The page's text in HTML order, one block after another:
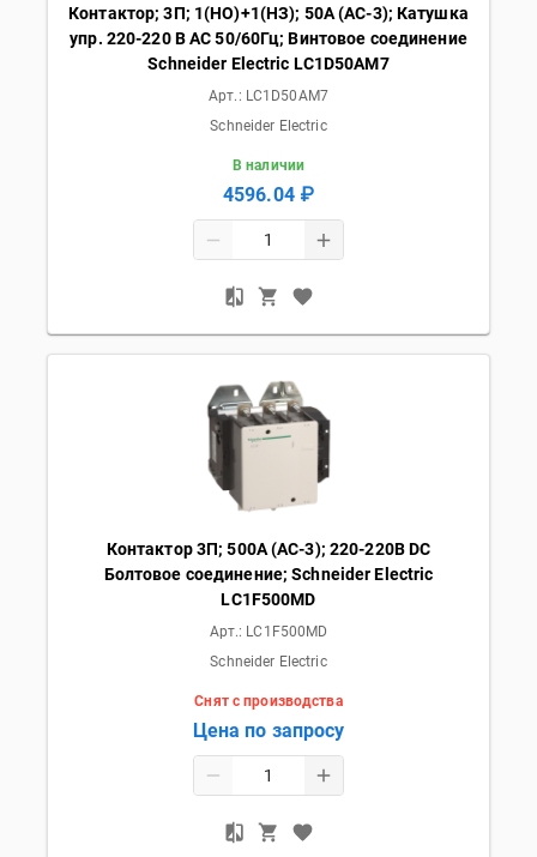
Контактор; 3П; 1(НО)+1(НЗ); 50А (AC-3); Катушка
упр. 220-220 В AC 50/60Гц; Винтовое соединение
Schneider Electric LC1D50AM7
Арт.: LC1D50AM7
Schneider Electric
В наличии
4596.04 ₽
Контактор 3П; 500А (AC-3); 220-220В DC
Болтовое соединение; Schneider Electric
LC1F500MD
Арт.: LC1F500MD
Schneider Electric
Снят с производства
Цена по запросу